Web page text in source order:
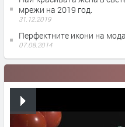
мрежи на 2019 год.
31.12.2019
Перфектните икони на
07.08.2014